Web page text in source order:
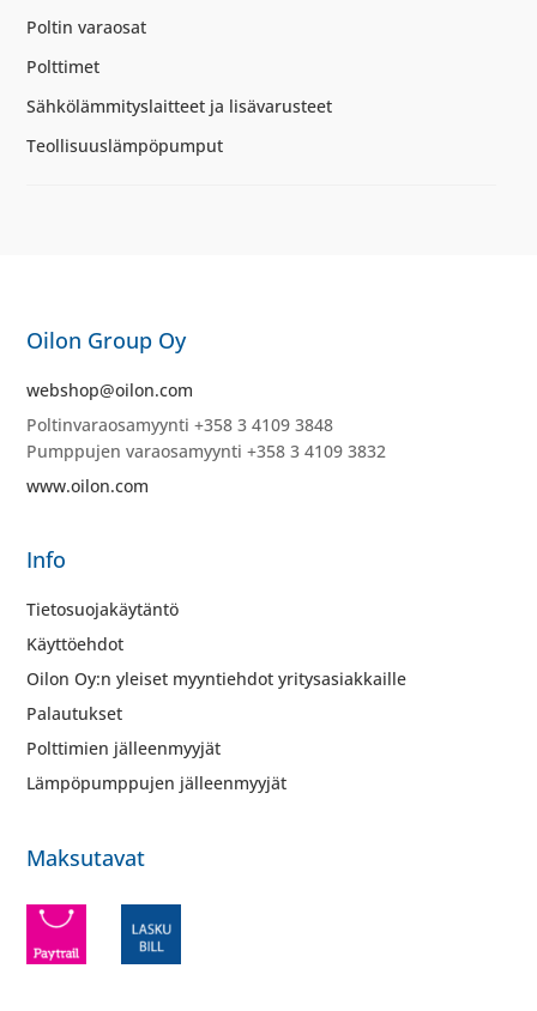
Poltin varaosat
Polttimet
Sähkölämmityslaitteet ja lisävarusteet
Teollisuuslämpöpumput
Oilon Group Oy
webshop@oilon.com
Poltinvaraosamyynti +358 3 4109 3848
Pumppujen varaosamyynti +358 3 4109 3832
www.oilon.com
Info
Tietosuojakäytäntö
Käyttöehdot
Oilon Oy:n yleiset myyntiehdot yritysasiakkaille
Palautukset
Polttimien jälleenmyyjät
Lämpöpumppujen jälleenmyyjät
Maksutavat